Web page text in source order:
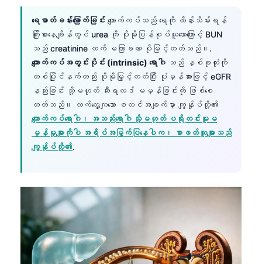
ရေဓာတ်ခန်းခြောက်ခြင်း ကျောက်ကပ်သည် ရေကို ထိန်းသိမ်းရန်
ကြိုးစားနေချိန်တွင် urea ကို ပိုမိုပြန်စုပ်ယူသောကြောင့် BUN
သည် creatinine ထက် မကြာခဏ ပိုမြင့်တတ်သည်။.
ကျောက်ကပ်အတွင်းပိုင်း (intrinsic) ရောဂါ သည် နှစ်ခုလုံးကို
တစ်ပြိုင်နက်တည်း ပိုမိုမြှင့်တတ်ပြီး ပုံမှန်အားဖြင့် eGFR
နည်းခြင်း သို့မဟုတ် ဆီးရလဒ် မမှန်ခြင်းကို ဖြစ်စေ
တတ်သည်။ လက်တွေ့ကျသော စတင်အချက်မှာ ကျွန်ုပ်တို့၏
ကျောက်ကပ်ရောဂါ၊ အသည်းရောဂါ သို့မဟုတ် ပရိုတင်းမူမ
မှန်မှုများကိုပါ အရိပ်အမြွက်ပြနေပါက၊ စာဖတ်သူများသည်
ကျွန်ုပ်တို့၏.